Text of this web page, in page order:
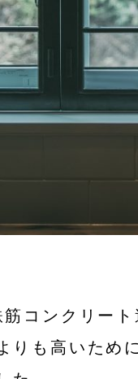
コンクリー
りも高いため